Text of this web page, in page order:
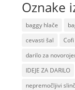
Oznake
baggy hlače
cevasti šal
darilo za
IDEJE ZA DARILO
nepremočljivi